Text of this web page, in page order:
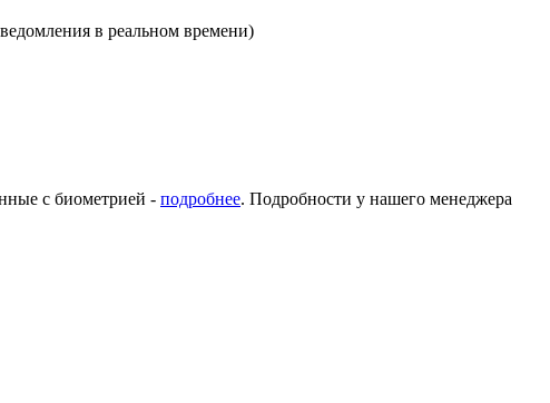
в реальном времени)
с биометрией - подробнее. Подробности у нашего менеджера